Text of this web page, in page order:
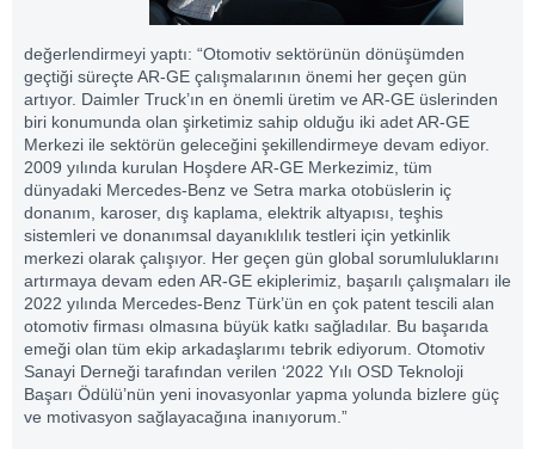
değerlendirmeyi yaptı: “Otomotiv sektörünün dönüşümden
geçtiği süreçte AR-GE çalışmalarının önemi her geçen gün
artıyor. Daimler Truck’ın en önemli üretim ve AR-GE üslerinden
biri konumunda olan şirketimiz sahip olduğu iki adet AR-GE
Merkezi ile sektörün geleceğini şekillendirmeye devam ediyor.
2009 yılında kurulan Hoşdere AR-GE Merkezimiz, tüm
dünyadaki Mercedes-Benz ve Setra marka otobüslerin iç
donanım, karoser, dış kaplama, elektrik altyapısı, teşhis
sistemleri ve donanımsal dayanıklılık testleri için yetkinlik
merkezi olarak çalışıyor. Her geçen gün global sorumluluklarını
artırmaya devam eden AR-GE ekiplerimiz, başarılı çalışmaları ile
2022 yılında Mercedes-Benz Türk’ün en çok patent tescili alan
otomotiv firması olmasına büyük katkı sağladılar. Bu başarıda
emeği olan tüm ekip arkadaşlarımı tebrik ediyorum. Otomotiv
Sanayi Derneği tarafından verilen ‘2022 Yılı OSD Teknoloji
Başarı Ödülü’nün yeni inovasyonlar yapma yolunda bizlere güç
ve motivasyon sağlayacağına inanıyorum.”